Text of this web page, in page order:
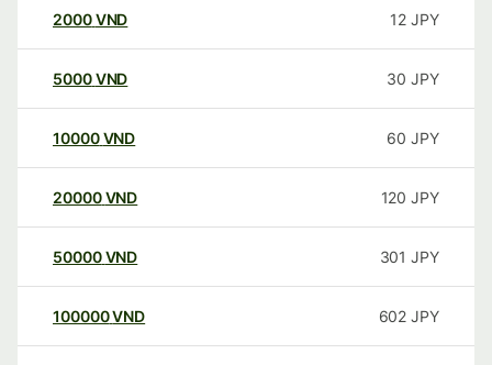
2000VND 12 JPY
5000VND 30 JPY
10000 VND 60 JPY
20000 VND 120 JPY
50000 VND 301 JPY
100000VND 602 JPY